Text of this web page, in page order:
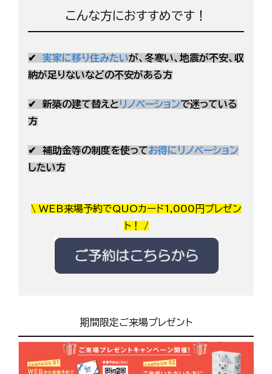
こんな方におすすめです！
✔ 実家に移り住みたいが、冬寒い、地震が不安、収
納が足りないなどの不安がある方
✔ 新築の建て替えとリノベーションで迷っている
方
✔ 補助金等の制度を使ってお得にリノベーション
したい方
\ WEB来場予約でQUOカード1,000円プレゼン
ト！ /
期間限定ご来場プレゼント